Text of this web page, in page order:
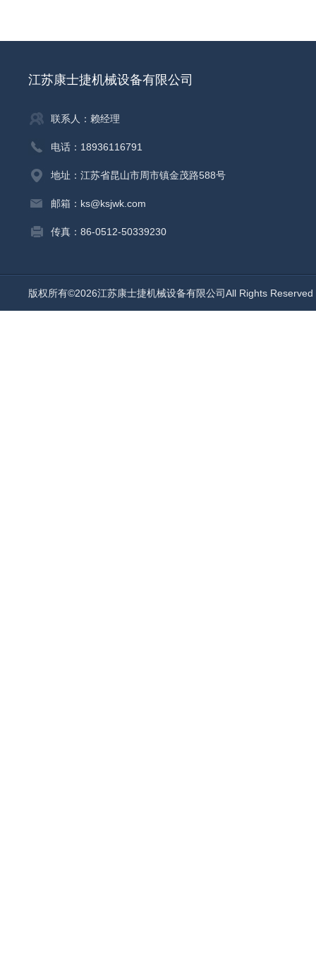
江苏康士捷机械设备有限公司
联系人：赖经理
电话：18936116791
地址：江苏省昆山市周市镇金茂路588号
邮箱：ks@ksjwk.com
传真：86-0512-50339230
版权所有©2026江苏康士捷机械设备有限公司All Rights